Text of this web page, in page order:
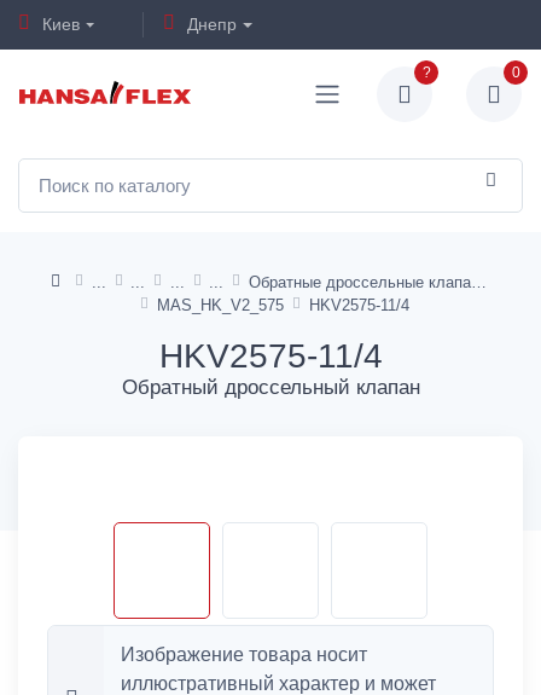
Киев Днепр
? 0
MAS_HK_V2_575
HKV2575-11/4
HKV2575-11/4
Обратный дроссельный клапан
Изображение товара носит
иллюстративный характер и может